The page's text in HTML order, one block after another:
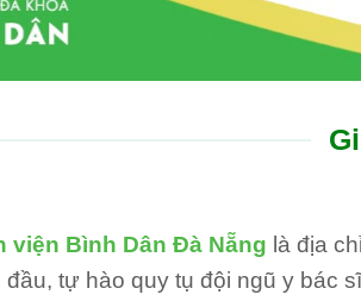
viện Bình Dân Đà Nẵng là địa
đầu, tự hào quy tụ đội ngũ y bác